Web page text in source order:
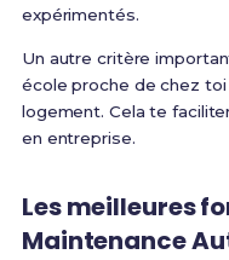
expérimentés.
Un autre critère
école proche de chez
logement. Cela te
en entreprise.
Lesmeilleures
Maintenance